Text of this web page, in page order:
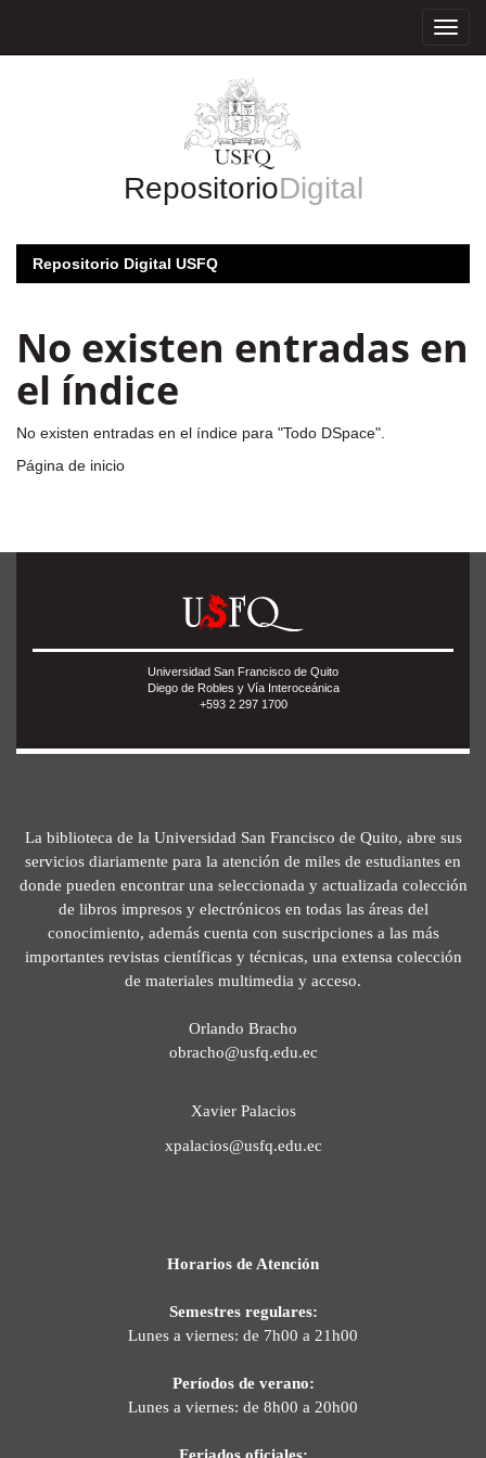
RepositorioDigital
Repositorio Digital USFQ
No existen entradas en
el índice
No existen entradas en el índice para "Todo DSpace".
Página de inicio
Universidad San Francisco de Quito
Diego de Robles y Vía Interoceánica
+593 2 297 1700
La biblioteca de la Universidad San Francisco de Quito, abre sus
servicios diariamente para la atención de miles de estudiantes en
donde pueden encontrar una seleccionada y actualizada colección
de libros impresos y electrónicos en todas las áreas del
conocimiento, además cuenta con suscripciones a las más
importantes revistas científicas y técnicas, una extensa colección
de materiales multimedia y acceso.
Orlando Bracho
obracho@usfq.edu.ec
Xavier Palacios
xpalacios@usfq.edu.ec
Horarios de Atención
Semestres regulares:
Lunes a viernes: de 7h00 a 21h00
Períodos de verano:
Lunes a viernes: de 8h00 a 20h00
Feriados oficiales: